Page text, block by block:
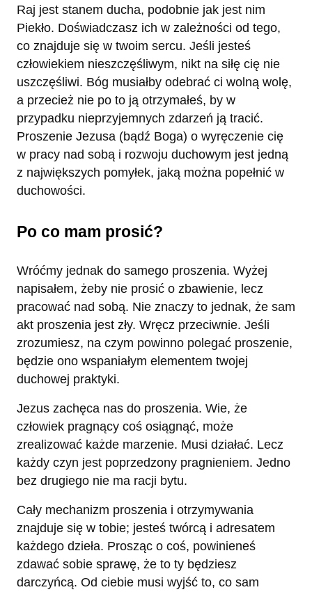
Raj jest stanem ducha, podobnie jak jest nim
Piekło. Doświadczasz ich w zależności od tego,
co znajduje się w twoim sercu. Jeśli jesteś
człowiekiem nieszczęśliwym, nikt na siłę cię nie
uszczęśliwi. Bóg musiałby odebrać ci wolną wolę,
a przecież nie po to ją otrzymałeś, by w
przypadku nieprzyjemnych zdarzeń ją tracić.
Proszenie Jezusa (bądź Boga) o wyręczenie cię
w pracy nad sobą i rozwoju duchowym jest jedną
z największych pomyłek, jaką można popełnić w
duchowości.
Po co mam prosić?
Wróćmy jednak do samego proszenia. Wyżej
napisałem, żeby nie prosić o zbawienie, lecz
pracować nad sobą. Nie znaczy to jednak, że sam
akt proszenia jest zły. Wręcz przeciwnie. Jeśli
zrozumiesz, na czym powinno polegać proszenie,
będzie ono wspaniałym elementem twojej
duchowej praktyki.
Jezus zachęca nas do proszenia. Wie, że
człowiek pragnący coś osiągnąć, może
zrealizować każde marzenie. Musi działać. Lecz
każdy czyn jest poprzedzony pragnieniem. Jedno
bez drugiego nie ma racji bytu.
Cały mechanizm proszenia i otrzymywania
znajduje się w tobie; jesteś twórcą i adresatem
każdego dzieła. Prosząc o coś, powinieneś
zdawać sobie sprawę, że to ty będziesz
darczyńcą. Od ciebie musi wyjść to, co sam